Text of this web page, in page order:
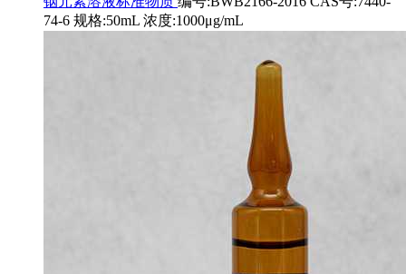
74-6 规格:50mL 浓度:1000μg/mL